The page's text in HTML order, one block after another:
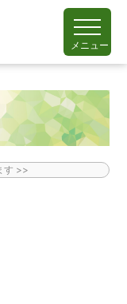
メニュー